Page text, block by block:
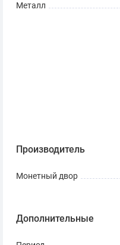
Металл
Производитель
Монетный двор
Дополнительные